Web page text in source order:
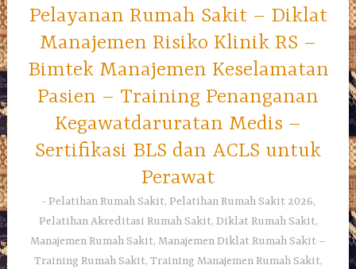
Pelayanan Rumah Sakit – Diklat
Manajemen Risiko Klinik RS –
Bimtek Manajemen Keselamatan
Pasien – Training Penanganan
Kegawatdaruratan Medis –
Sertifikasi BLS dan ACLS untuk
Perawat
Pelatihan Rumah Sakit, Pelatihan Rumah Sakit 2026,
Pelatihan Akreditasi Rumah Sakit, Diklat Rumah Sakit,
Manajemen Rumah Sakit, Manajemen Diklat Rumah Sakit –
Training Rumah Sakit, Training Manajemen Rumah Sakit,